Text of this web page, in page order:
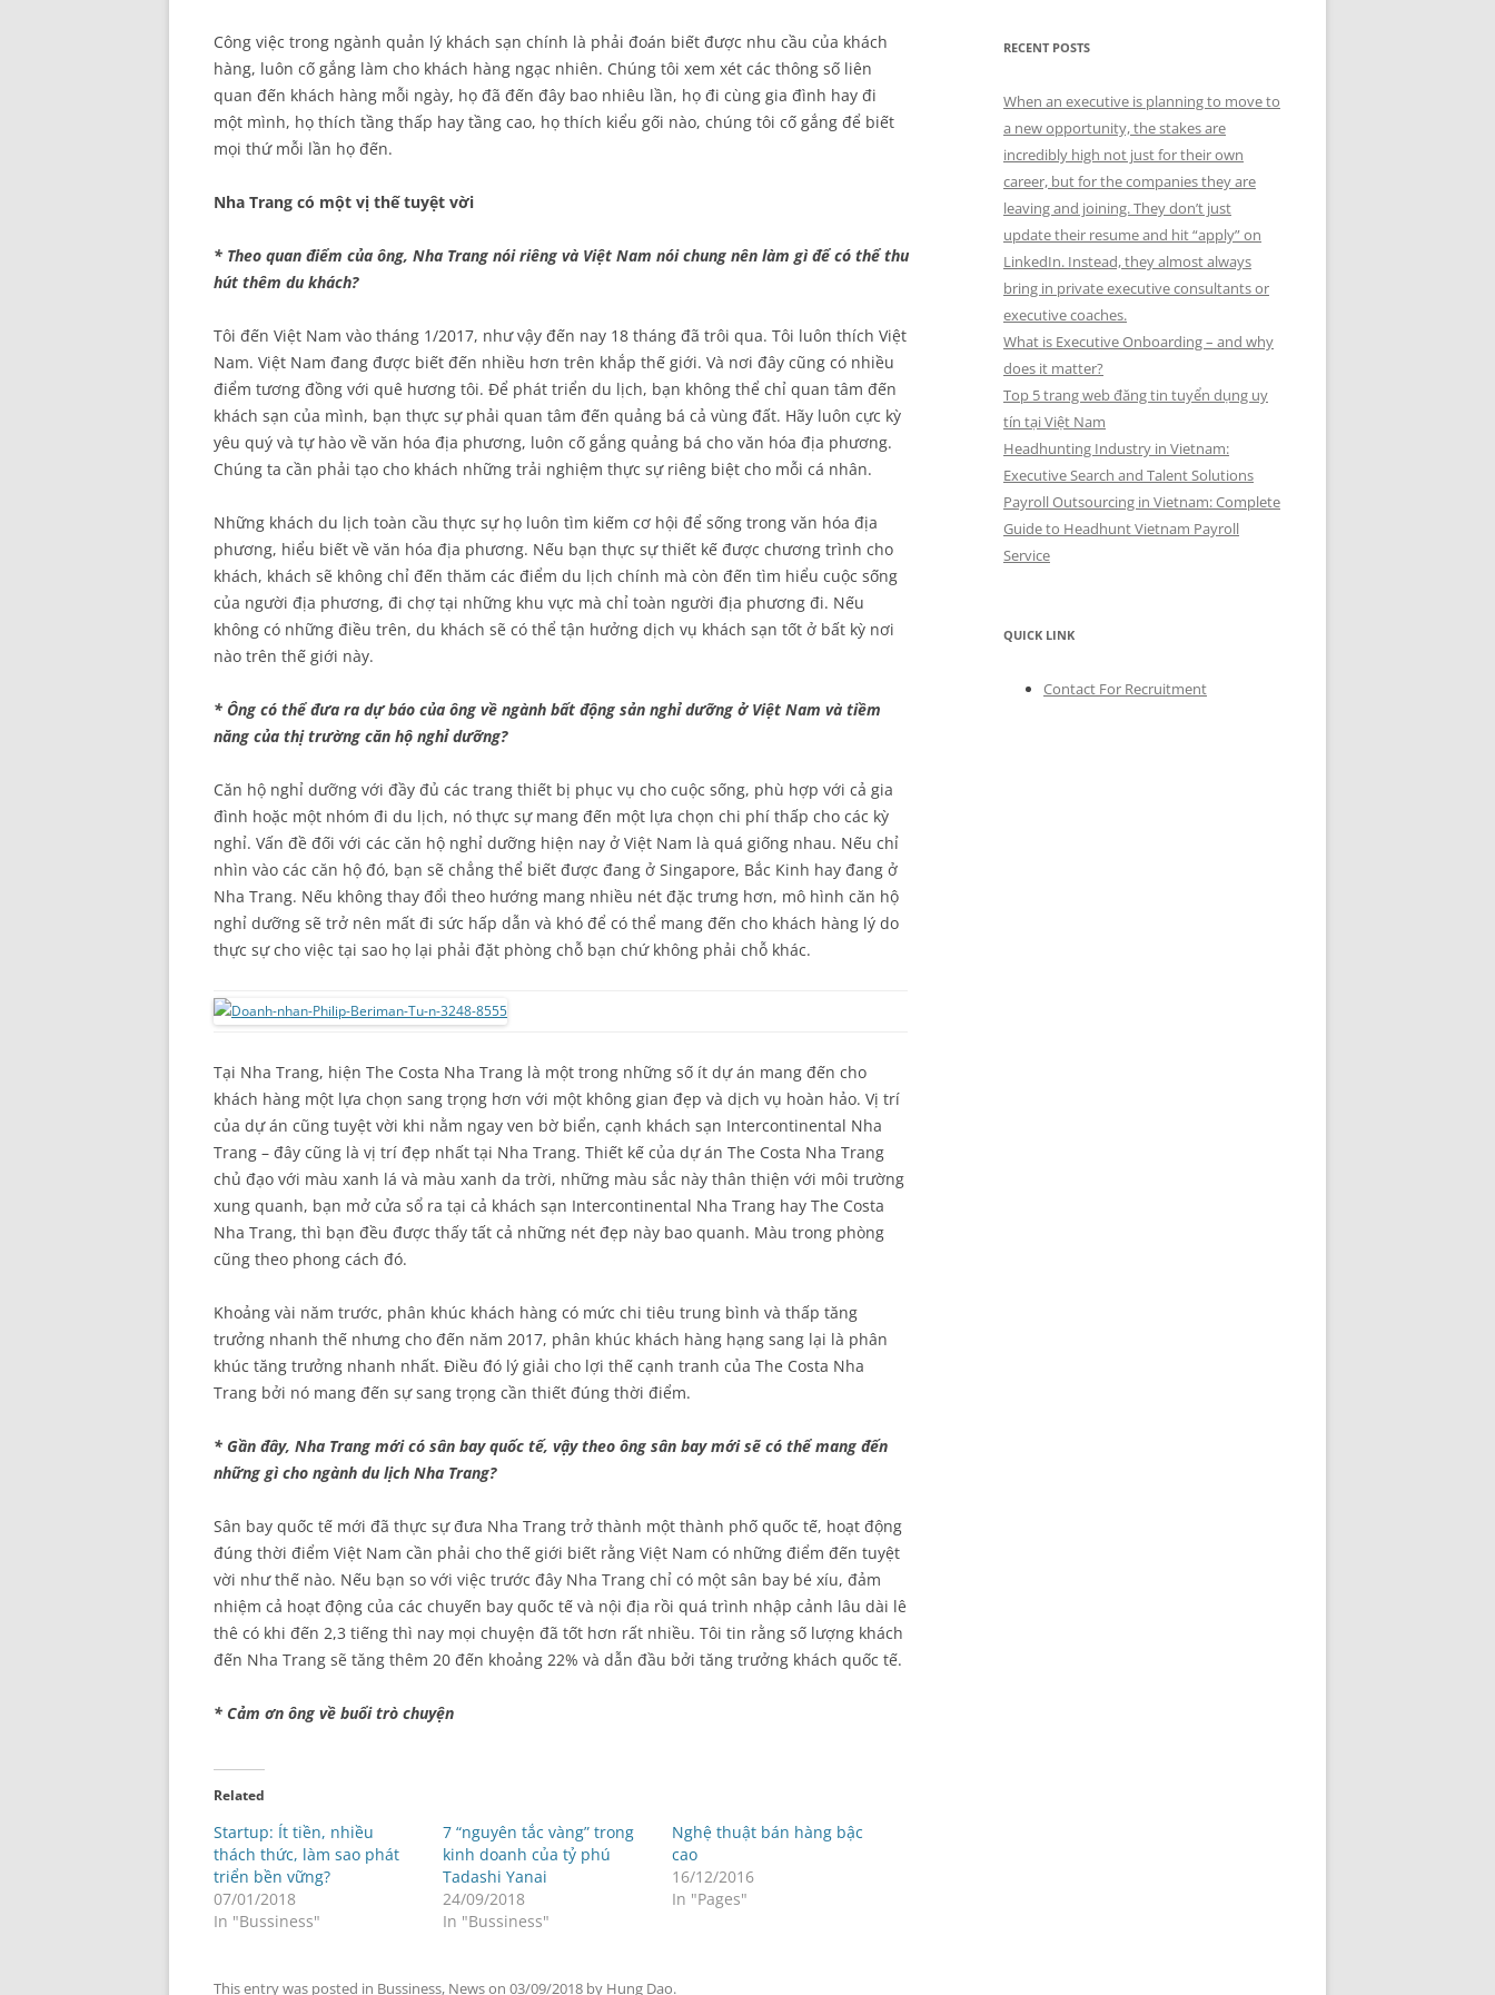
Công việc trong ngành quản lý khách sạn chính là phải đoán biết được nhu cầu của khách
hàng, luôn cố gắng làm cho khách hàng ngạc nhiên. Chúng tôi xem xét các thông số liên
quan đến khách hàng mỗi ngày, họ đã đến đây bao nhiêu lần, họ đi cùng gia đình hay đi
một mình, họ thích tầng thấp hay tầng cao, họ thích kiểu gối nào, chúng tôi cố gắng để biết
mọi thứ mỗi lần họ đến.
Nha Trang có một vị thế tuyệt vời
* Theo quan điểm của ông, Nha Trang nói riêng và Việt Nam nói chung nên làm gì để có thể thu
hút thêm du khách?
Tôi đến Việt Nam vào tháng 1/2017, như vậy đến nay 18 tháng đã trôi qua. Tôi luôn thích Việt
Nam. Việt Nam đang được biết đến nhiều hơn trên khắp thế giới. Và nơi đây cũng có nhiều
điểm tương đồng với quê hương tôi. Để phát triển du lịch, bạn không thể chỉ quan tâm đến
khách sạn của mình, bạn thực sự phải quan tâm đến quảng bá cả vùng đất. Hãy luôn cực kỳ
yêu quý và tự hào về văn hóa địa phương, luôn cố gắng quảng bá cho văn hóa địa phương.
Chúng ta cần phải tạo cho khách những trải nghiệm thực sự riêng biệt cho mỗi cá nhân.
Những khách du lịch toàn cầu thực sự họ luôn tìm kiếm cơ hội để sống trong văn hóa địa
phương, hiểu biết về văn hóa địa phương. Nếu bạn thực sự thiết kế được chương trình cho
khách, khách sẽ không chỉ đến thăm các điểm du lịch chính mà còn đến tìm hiểu cuộc sống
của người địa phương, đi chợ tại những khu vực mà chỉ toàn người địa phương đi. Nếu
không có những điều trên, du khách sẽ có thể tận hưởng dịch vụ khách sạn tốt ở bất kỳ nơi
nào trên thế giới này.
* Ông có thể đưa ra dự báo của ông về ngành bất động sản nghỉ dưỡng ở Việt Nam và tiềm
năng của thị trường căn hộ nghỉ dưỡng?
Căn hộ nghỉ dưỡng với đầy đủ các trang thiết bị phục vụ cho cuộc sống, phù hợp với cả gia
đình hoặc một nhóm đi du lịch, nó thực sự mang đến một lựa chọn chi phí thấp cho các kỳ
nghỉ. Vấn đề đối với các căn hộ nghỉ dưỡng hiện nay ở Việt Nam là quá giống nhau. Nếu chỉ
nhìn vào các căn hộ đó, bạn sẽ chẳng thể biết được đang ở Singapore, Bắc Kinh hay đang ở
Nha Trang. Nếu không thay đổi theo hướng mang nhiều nét đặc trưng hơn, mô hình căn hộ
nghỉ dưỡng sẽ trở nên mất đi sức hấp dẫn và khó để có thể mang đến cho khách hàng lý do
thực sự cho việc tại sao họ lại phải đặt phòng chỗ bạn chứ không phải chỗ khác.
Tại Nha Trang, hiện The Costa Nha Trang là một trong những số ít dự án mang đến cho
khách hàng một lựa chọn sang trọng hơn với một không gian đẹp và dịch vụ hoàn hảo. Vị trí
của dự án cũng tuyệt vời khi nằm ngay ven bờ biển, cạnh khách sạn Intercontinental Nha
Trang – đây cũng là vị trí đẹp nhất tại Nha Trang. Thiết kế của dự án The Costa Nha Trang
chủ đạo với màu xanh lá và màu xanh da trời, những màu sắc này thân thiện với môi trường
xung quanh, bạn mở cửa sổ ra tại cả khách sạn Intercontinental Nha Trang hay The Costa
Nha Trang, thì bạn đều được thấy tất cả những nét đẹp này bao quanh. Màu trong phòng
cũng theo phong cách đó.
Khoảng vài năm trước, phân khúc khách hàng có mức chi tiêu trung bình và thấp tăng
trưởng nhanh thế nhưng cho đến năm 2017, phân khúc khách hàng hạng sang lại là phân
khúc tăng trưởng nhanh nhất. Điều đó lý giải cho lợi thế cạnh tranh của The Costa Nha
Trang bởi nó mang đến sự sang trọng cần thiết đúng thời điểm.
* Gần đây, Nha Trang mới có sân bay quốc tế, vậy theo ông sân bay mới sẽ có thể mang đến
những gì cho ngành du lịch Nha Trang?
Sân bay quốc tế mới đã thực sự đưa Nha Trang trở thành một thành phố quốc tế, hoạt động
đúng thời điểm Việt Nam cần phải cho thế giới biết rằng Việt Nam có những điểm đến tuyệt
vời như thế nào. Nếu bạn so với việc trước đây Nha Trang chỉ có một sân bay bé xíu, đảm
nhiệm cả hoạt động của các chuyến bay quốc tế và nội địa rồi quá trình nhập cảnh lâu dài lê
thê có khi đến 2,3 tiếng thì nay mọi chuyện đã tốt hơn rất nhiều. Tôi tin rằng số lượng khách
đến Nha Trang sẽ tăng thêm 20 đến khoảng 22% và dẫn đầu bởi tăng trưởng khách quốc tế.
* Cảm ơn ông về buổi trò chuyện
Related
Startup: Ít tiền, nhiều
thách thức, làm sao phát
triển bền vững?
07/01/2018
In "Bussiness"
7 “nguyên tắc vàng” trong
kinh doanh của tỷ phú
Tadashi Yanai
24/09/2018
In "Bussiness"
Nghệ thuật bán hàng bậc
cao
16/12/2016
In "Pages"
This entry was posted in Bussiness, Newson 03/09/2018 by Hung Dao.
RECENT POSTS
When an executive is planning to move to
a new opportunity, the stakes are
incredibly high not just for their own
career, but for the companies they are
leaving and joining. They don’t just
update their resume and hit “apply” on
LinkedIn. Instead, they almost always
bring in private executive consultants or
executive coaches.
What is Executive Onboarding – and why
does it matter?
Top 5 trang web đăng tin tuyển dụng uy
tín tại Việt Nam
Headhunting Industry in Vietnam:
Executive Search and Talent Solutions
Payroll Outsourcing in Vietnam: Complete
Guide to Headhunt Vietnam Payroll
Service
QUICK LINK
Contact For Recruitment